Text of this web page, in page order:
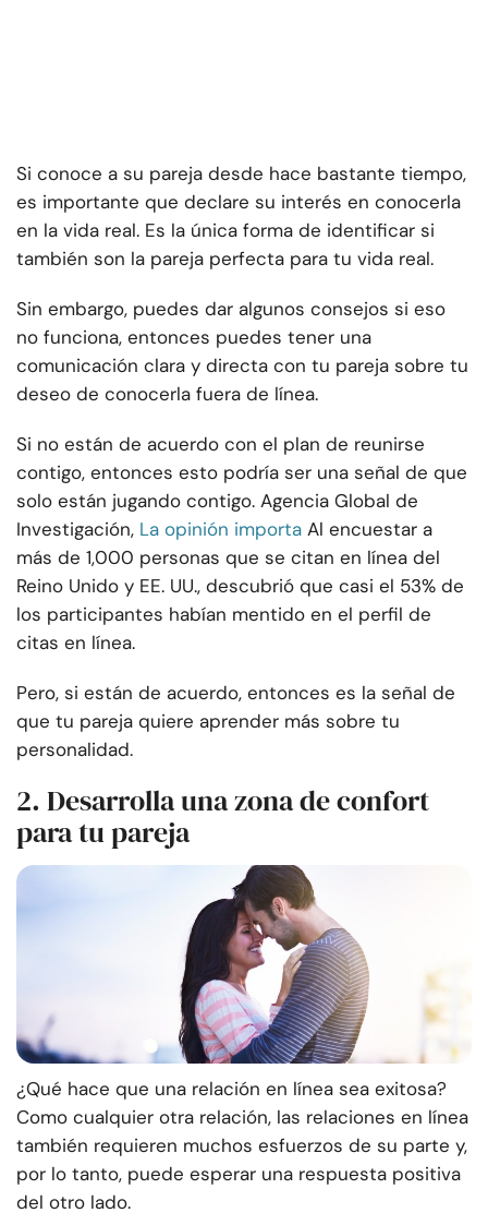
Si conoce a su pareja desde hace bastante tiempo,
es importante que declare su interés en conocerla
en la vida real. Es la única forma de identificar si
también son la pareja perfecta para tu vida real.
Sin embargo, puedes dar algunos consejos si eso
no funciona, entonces puedes tener una
comunicación clara y directa con tu pareja sobre tu
deseo de conocerla fuera de línea.
Si no están de acuerdo con el plan de reunirse
contigo, entonces esto podría ser una señal de que
solo están jugando contigo. Agencia Global de
Investigación, La opinión importa Al encuestar a
más de 1,000 personas que se citan en línea del
Reino Unido y EE. UU., descubrió que casi el 53% de
los participantes habían mentido en el perfil de
citas en línea.
Pero, si están de acuerdo, entonces es la señal de
que tu pareja quiere aprender más sobre tu
personalidad.
2. Desarrolla una zona de confort
para tu pareja
¿Qué hace que una relación en línea sea exitosa?
Como cualquier otra relación, las relaciones en línea
también requieren muchos esfuerzos de su parte y,
por lo tanto, puede esperar una respuesta positiva
del otro lado.